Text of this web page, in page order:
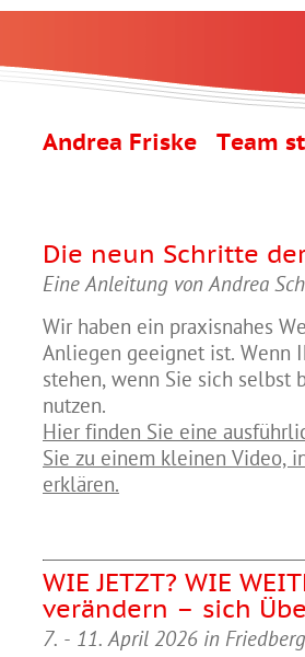
Andrea Friske Team
Die neun Schritte
Eine Anleitung von Andrea
Wir haben ein praxisnahes
Anliegen geeignet ist. Wenn
stehen, wenn Sie sich selbst
nutzen.
Hier finden Sie eine
Sie zu einem kleinen Video,
erklären.
WIE JETZT? WIE
verändern – sich
7. - 11. April 2026 in